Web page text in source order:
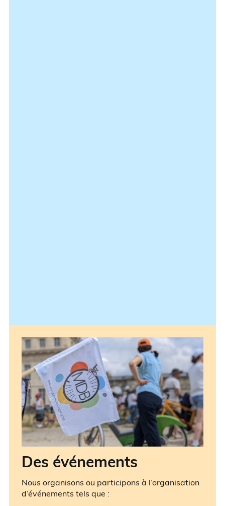
Des événements
Nous organisons ou participons à l’organisation
d’événements tels que :